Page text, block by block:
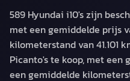
589 Hyundai i10's zijn
met een gemiddelde prijs
kilometerstand van 41.101
Picanto's te koop, met een
een gemiddelde